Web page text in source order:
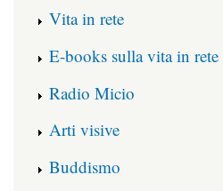
Vita in rete
E-books sulla vita in rete
Radio Micio
Arti visive
Buddismo